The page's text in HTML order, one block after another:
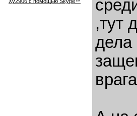
,тут
дела